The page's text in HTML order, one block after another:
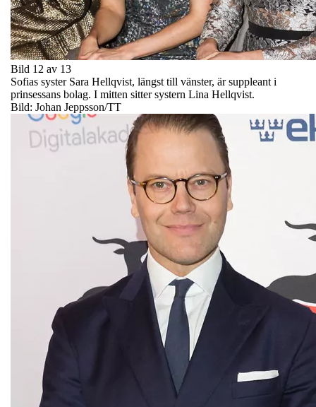
Bild 12 av 13
Sofias syster Sara Hellqvist, längst till vänster, är suppleant i
prinsessans bolag. I mitten sitter systern Lina Hellqvist.
Bild: Johan Jeppsson/TT